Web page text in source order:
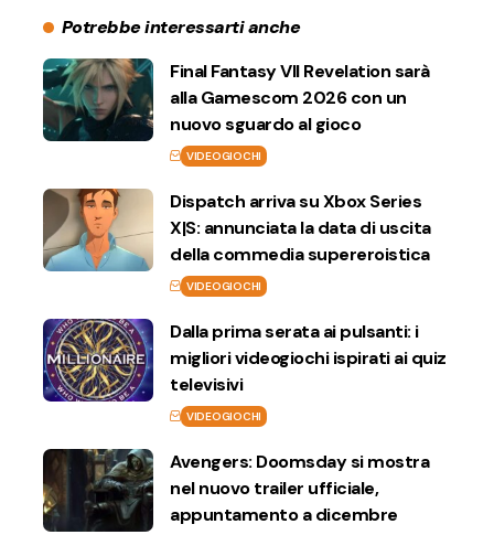
Potrebbe interessarti anche
Final Fantasy VII Revelation sarà
alla Gamescom 2026 con un
nuovo sguardo al gioco
VIDEOGIOCHI
Dispatch arriva su Xbox Series
X|S: annunciata la data di uscita
della commedia supereroistica
VIDEOGIOCHI
Dalla prima serata ai pulsanti: i
migliori videogiochi ispirati ai quiz
televisivi
VIDEOGIOCHI
Avengers: Doomsday si mostra
nel nuovo trailer ufficiale,
appuntamento a dicembre